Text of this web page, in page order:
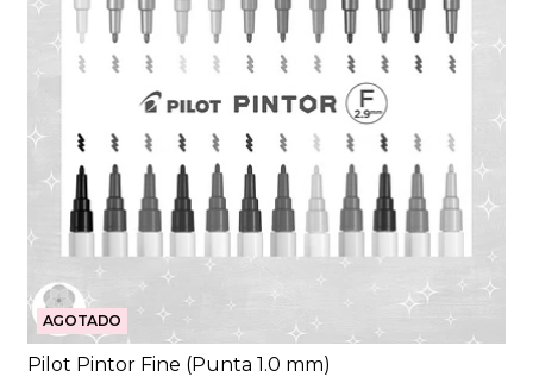
AGOTADO
Pilot Pintor Fine (Punta 1.0 mm)